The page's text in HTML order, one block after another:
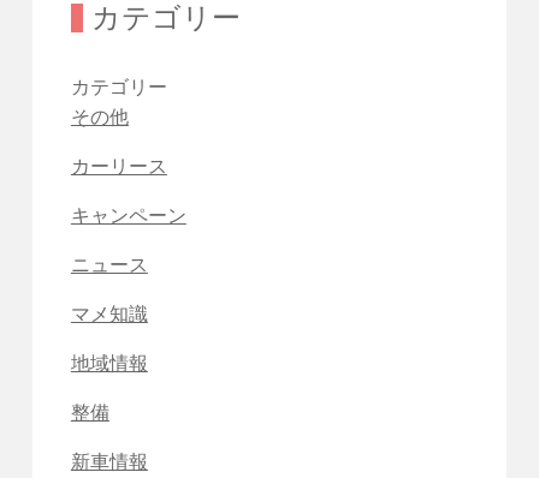
カテゴリー
カテゴリー
その他
カーリース
キャンペーン
ニュース
マメ知識
地域情報
整備
新車情報